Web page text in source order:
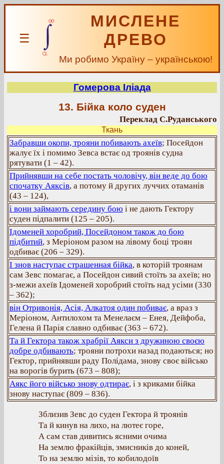
☰
МИСЛЕНЕ
ДРЕВО
Ми робимо Україну – українською!
Гомерова Іліада
13. Бійка коло суден
Переклад С.Руданського
Ткань
Забравши окопи, трояни побивають ахеїв; Посейдон
жалує їх і помимо Зевса встає од троянів судна
рятувати (1 – 42).
Прийнявши на себе постать чоловічу, він веде до бою
спочатку Аяксів, а потому й других луччих отаманів
(43 – 124),
і вони займають середину бою і не дають Гектору
суден підпалити (125 – 205).
Ідоменей хоробрий, Посейдоном також до бою
підбитий, з Меріоном разом на лівому боці троян
одбиває (206 – 329).
І знов наступає страшенная бійка, в которій троянам
сам Зевс помагає, а Посейдон сивий стоїть за ахеїв; но
з-межи ахеїв Ідоменей хоробрий стоїть над усіми (330
– 362);
він Отривонія, Асія, Алкатоя один побиває, а враз з
Меріоном, Антилохом та Менелаєм – Енея, Дейфоба,
Гелена й Парія славно одбиває (363 – 672).
Та й Гектора також храбрії Аякси з дружиною своєю
добре одбивають; трояни потрохи назад подаються; но
Гектор, прийнявши раду Полідама, знову своє військо
на ворогів бурить (673 – 808);
Аякс його військо знову одтирає, і з криками бійка
знову наступає (809 – 836).
Зблизив Зевс до суден Гектора й троянів
Та й кинув на лихо, на лютеє горе,
А сам став дивитись ясними очима
На землю фракійців, змисників до коней,
То на землю мізів, то кобилодоїв